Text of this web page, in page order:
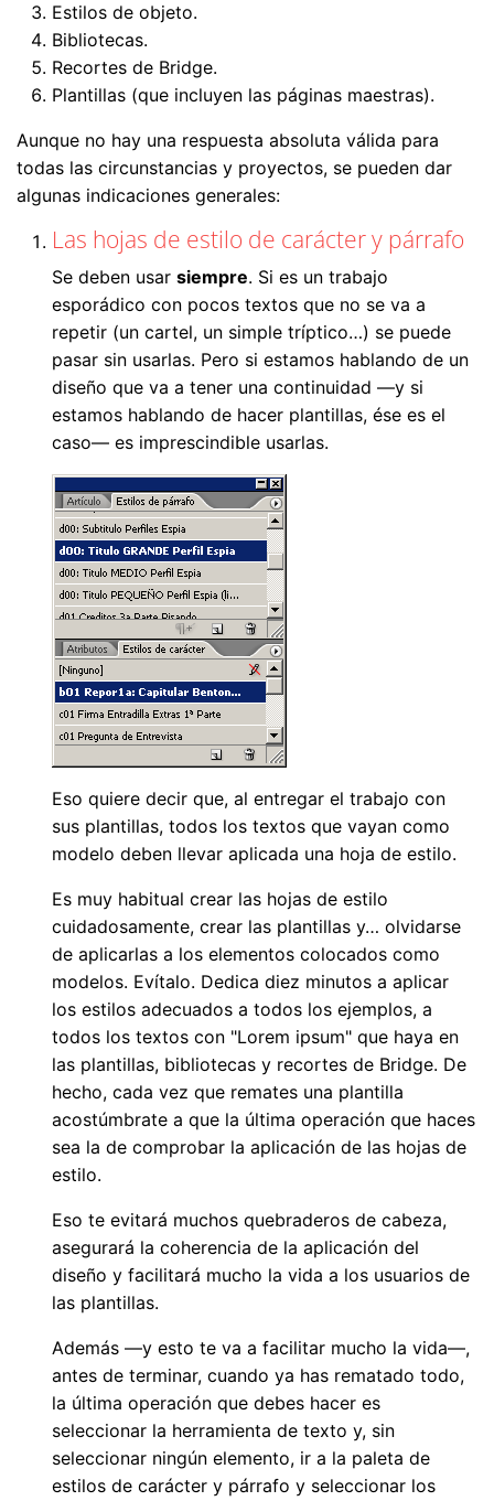
Estilos de objeto.
Bibliotecas.
Recortes de Bridge.
Plantillas (que incluyen las páginas maestras).
Aunque no hay una respuesta absoluta válida para
todas las circunstancias y proyectos, se pueden dar
algunas indicaciones generales:
Las hojas de estilo de carácter y párrafo
Se deben usar siempre. Si es un trabajo
esporádico con pocos textos que no se va a
repetir (un cartel, un simple tríptico…) se puede
pasar sin usarlas. Pero si estamos hablando de un
diseño que va a tener una continuidad —y si
estamos hablando de hacer plantillas, ése es el
caso— es imprescindible usarlas.
Eso quiere decir que, al entregar el trabajo con
sus plantillas, todos los textos que vayan como
modelo deben llevar aplicada una hoja de estilo.
Es muy habitual crear las hojas de estilo
cuidadosamente, crear las plantillas y… olvidarse
de aplicarlas a los elementos colocados como
modelos. Evítalo. Dedica diez minutos a aplicar
los estilos adecuados a todos los ejemplos, a
todos los textos con "Lorem ipsum" que haya en
las plantillas, bibliotecas y recortes de Bridge. De
hecho, cada vez que remates una plantilla
acostúmbrate a que la última operación que haces
sea la de comprobar la aplicación de las hojas de
estilo.
Eso te evitará muchos quebraderos de cabeza,
asegurará la coherencia de la aplicación del
diseño y facilitará mucho la vida a los usuarios de
las plantillas.
Además —y esto te va a facilitar mucho la vida—,
antes de terminar, cuando ya has rematado todo,
la última operación que debes hacer es
seleccionar la herramienta de texto y, sin
seleccionar ningún elemento, ir a la paleta de
estilos de carácter y párrafo y seleccionar los